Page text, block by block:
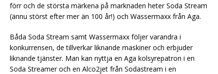
förr och de största märkena på marknaden heter Soda Stream
(ännu störst efter mer än 100 år!) och Wassermaxx från Aga.
Båda Soda Stream samt Wassermaxx följer varandra i
konkurrensen, de tillverkar liknande maskiner och erbjuder
liknande tjänster. Man kan nyttja en Aga kolsyrepatron i en
Soda Streamer och en Alco2jet från Sodastream i en